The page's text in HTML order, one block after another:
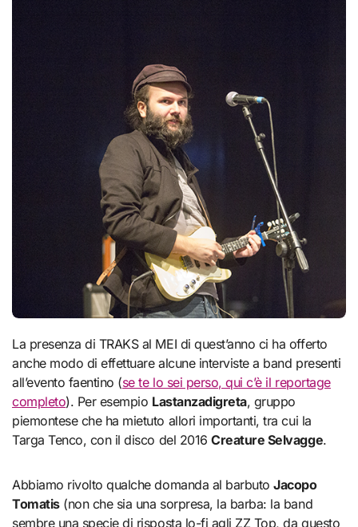
La presenza di TRAKS al MEI di quest’anno ci ha offerto
anche modo di effettuare alcune interviste a band presenti
all’evento faentino (se te lo sei perso, qui c’è il reportage
completo). Per esempio Lastanzadigreta, gruppo
piemontese che ha mietuto allori importanti, tra cui la
Targa Tenco, con il disco del 2016Creature Selvagge.
Abbiamo rivolto qualche domanda al barbutoJacopo
Tomatis(non che sia una sorpresa, la barba: la band
sembre una specie di risposta lo-fi agli ZZ Top, da questo